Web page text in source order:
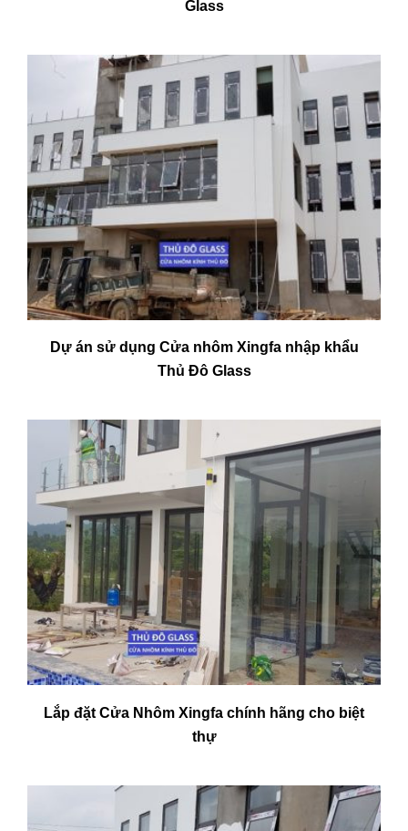
Glass
Dự án sử dụng Cửa nhôm Xingfa nhập khẩu
Thủ Đô Glass
Lắp đặt Cửa Nhôm Xingfa chính hãng cho biệt
thự